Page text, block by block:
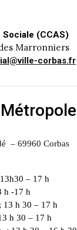
Sociale (CCAS)
Marronniers
corbas.fr
– 69960 Corbas
– 17 h
h -17 h
; 13 h 30 – 17 h
h 30 – 17 h